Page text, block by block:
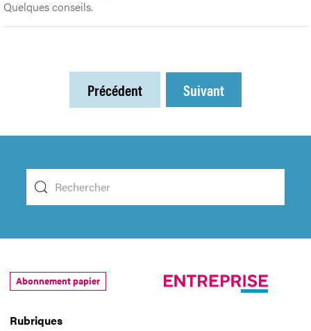
Quelques conseils.
Précédent Suivant
Rubriques
Abonnement papier